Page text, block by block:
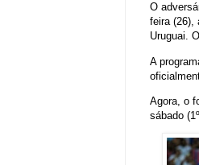
O
feira (26),
Uruguai.
A
Agora, o
sábado